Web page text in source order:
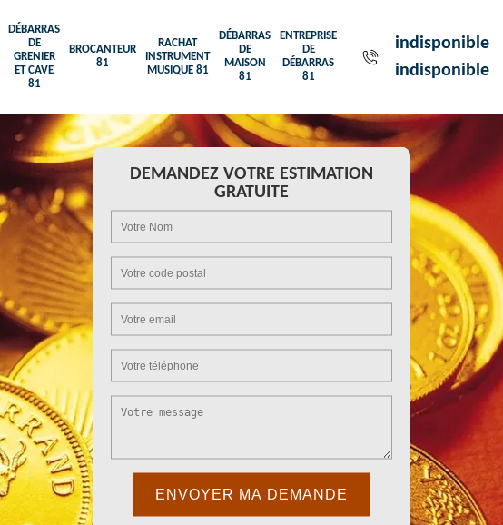
DÉBARRAS
DE
GRENIER
ET CAVE
81
BROCANTEUR
81
RACHAT
INSTRUMENT
MUSIQUE 81
DÉBARRAS
DE
MAISON
81
ENTREPRISE
DE
DÉBARRAS
81
indisponible
indisponible
DEMANDEZ VOTRE ESTIMATION
GRATUITE